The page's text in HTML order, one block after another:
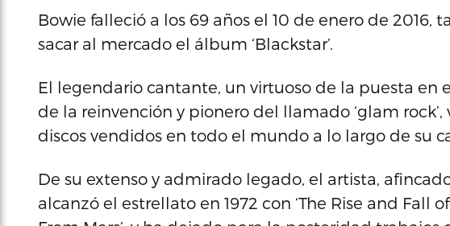
Bowie falleció a los 69 años el 10 de enero de 2016,
sacar al mercado el álbum ‘Blackstar’.
El legendario cantante, un virtuoso de la puesta en
de la reinvención y pionero del llamado ‘glam
discos vendidos en todo el mundo a lo largo de su
De su extenso y admirado legado, el artista,
alcanzó el estrellato en 1972 con ‘The Rise and Fall